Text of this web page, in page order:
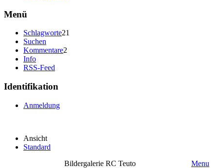
Menü
Schlagworte21
Suchen
Kommentare2
Info
RSS-Feed
Identifikation
Anmeldung
Ansicht
Standard
Bildergalerie RC Teuto
Menu